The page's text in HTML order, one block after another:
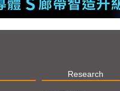
Research